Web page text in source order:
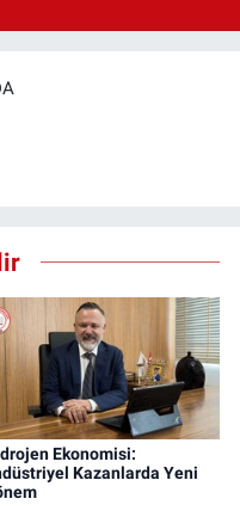
Ekonomisi:
Kazanlarda Yeni